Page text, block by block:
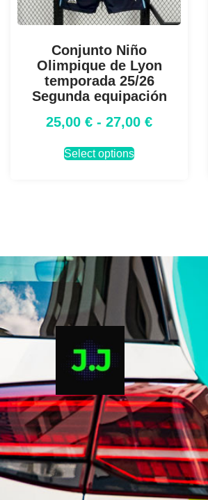
Conjunto Niño
Olimpique de Lyon
temporada 25/26
Segunda equipación
25,00 € - 27,00 €
Select options